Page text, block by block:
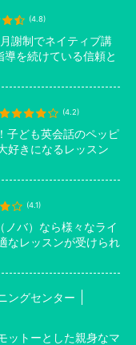
(4.8)
謝制でネイティブ講
導を続けている信頼と
(4.2)
子ども英会話のペッピ
好きになるレッスン
(4.1)
ノバ）なら様々なライ
なレッスンが受けられ
ングセンター
ットーとした親身なマ